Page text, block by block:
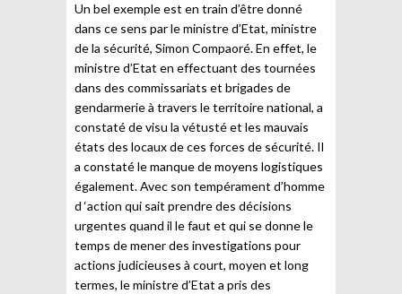
Un bel exemple est en train d’être donné
dans ce sens par le ministre d’Etat, ministre
de la sécurité, Simon Compaoré. En effet, le
ministre d’Etat en effectuant des tournées
dans des commissariats et brigades de
gendarmerie à travers le territoire national, a
constaté de visu la vétusté et les mauvais
états des locaux de ces forces de sécurité. Il
a constaté le manque de moyens logistiques
également. Avec son tempérament d’homme
d ‘action qui sait prendre des décisions
urgentes quand il le faut et qui se donne le
temps de mener des investigations pour
actions judicieuses à court, moyen et long
termes, le ministre d’Etat a pris des